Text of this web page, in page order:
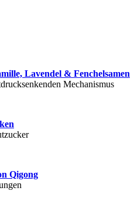
Lavendel & Fenchelsamen
Mechanismus
Qigong